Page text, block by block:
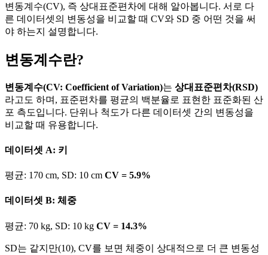
변동계수(CV), 즉 상대표준편차에 대해 알아봅니다. 서로 다
른 데이터셋의 변동성을 비교할 때 CV와 SD 중 어떤 것을 써
야 하는지 설명합니다.
변동계수란?
변동계수(CV: Coefficient of Variation)는 상대표준편차(RSD)
라고도 하며, 표준편차를 평균의 백분율로 표현한 표준화된 산
포 측도입니다. 단위나 척도가 다른 데이터셋 간의 변동성을
비교할 때 유용합니다.
데이터셋 A: 키
평균: 170 cm, SD: 10 cm CV = 5.9%
데이터셋 B: 체중
평균: 70 kg, SD: 10 kg CV = 14.3%
SD는 같지만(10), CV를 보면 체중이 상대적으로 더 큰 변동성